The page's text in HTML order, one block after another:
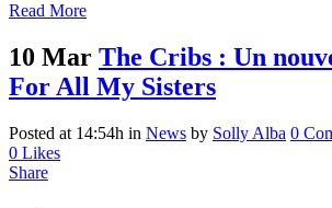
Read More
10 Mar The Cribs : Un
For All My Sisters
Posted at 14:54h in News by Solly Alba 0
0 Likes
Share